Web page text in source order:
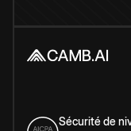
Sécurité de